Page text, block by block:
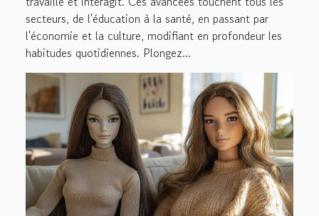
secteurs, de l'éducation à la santé, en passant par
l'économie et la culture, modifiant en profondeur les
habitudes quotidiennes. Plongez...